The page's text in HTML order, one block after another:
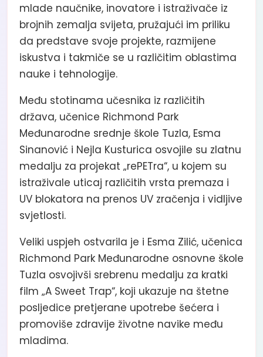
mlade naučnike, inovatore i istraživače iz
brojnih zemalja svijeta, pružajući im priliku
da predstave svoje projekte, razmijene
iskustva i takmiče se u različitim oblastima
nauke i tehnologije.
Među stotinama učesnika iz različitih
država, učenice Richmond Park
Međunarodne srednje škole Tuzla, Esma
Sinanović i Nejla Kusturica osvojile su zlatnu
medalju za projekat „rePETra“, u kojem su
istraživale uticaj različitih vrsta premaza i
UV blokatora na prenos UV zračenja i vidljive
svjetlosti.
Veliki uspjeh ostvarila je i Esma Zilić, učenica
Richmond Park Međunarodne osnovne škole
Tuzla osvojivši srebrenu medalju za kratki
film „A Sweet Trap“, koji ukazuje na štetne
posljedice pretjerane upotrebe šećera i
promoviše zdravije životne navike među
mladima.